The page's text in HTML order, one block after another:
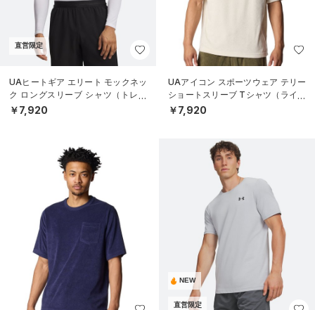
直営限定
UAヒートギア エリート モックネッ
ク ロングスリーブ シャツ（トレー
ニング/MEN）
￥7,920
UAアイコン スポーツウェア テリー
ショートスリーブ Tシャツ（ライフ
スタイル/MEN）
￥7,920
NEW
直営限定